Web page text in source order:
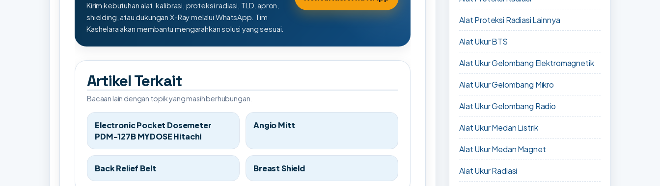
Kirim kebutuhan alat, kalibrasi, proteksi radiasi, TLD, apron,
shielding, atau dukungan X-Ray melalui WhatsApp. Tim
Kashelara akan membantu mengarahkan solusi yang sesuai.
Artikel Terkait
Bacaan lain dengan topik yang masih berhubungan.
Electronic Pocket Dosemeter
PDM-127B MYDOSE Hitachi
Angio Mitt
Back Relief Belt Breast Shield
Alat Proteksi Radiasi Lainnya
Alat Ukur BTS
Alat Ukur Gelombang Elektromagnetik
Alat Ukur Gelombang Mikro
Alat Ukur Gelombang Radio
Alat Ukur Medan Listrik
Alat Ukur Medan Magnet
Alat Ukur Radiasi